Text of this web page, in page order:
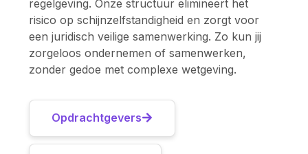
regelgeving. Onze structuur elimineert het
risico op schijnzelfstandigheid en zorgt voor
een juridisch veilige samenwerking. Zo kun jij
zorgeloos ondernemen of samenwerken,
zonder gedoe met complexe wetgeving.
Opdrachtgevers